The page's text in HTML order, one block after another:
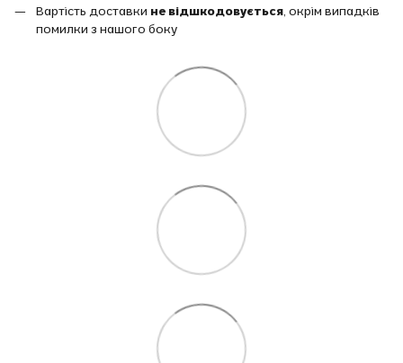
Вартість доставки не відшкодовується, окрім випадків
помилки з нашого боку